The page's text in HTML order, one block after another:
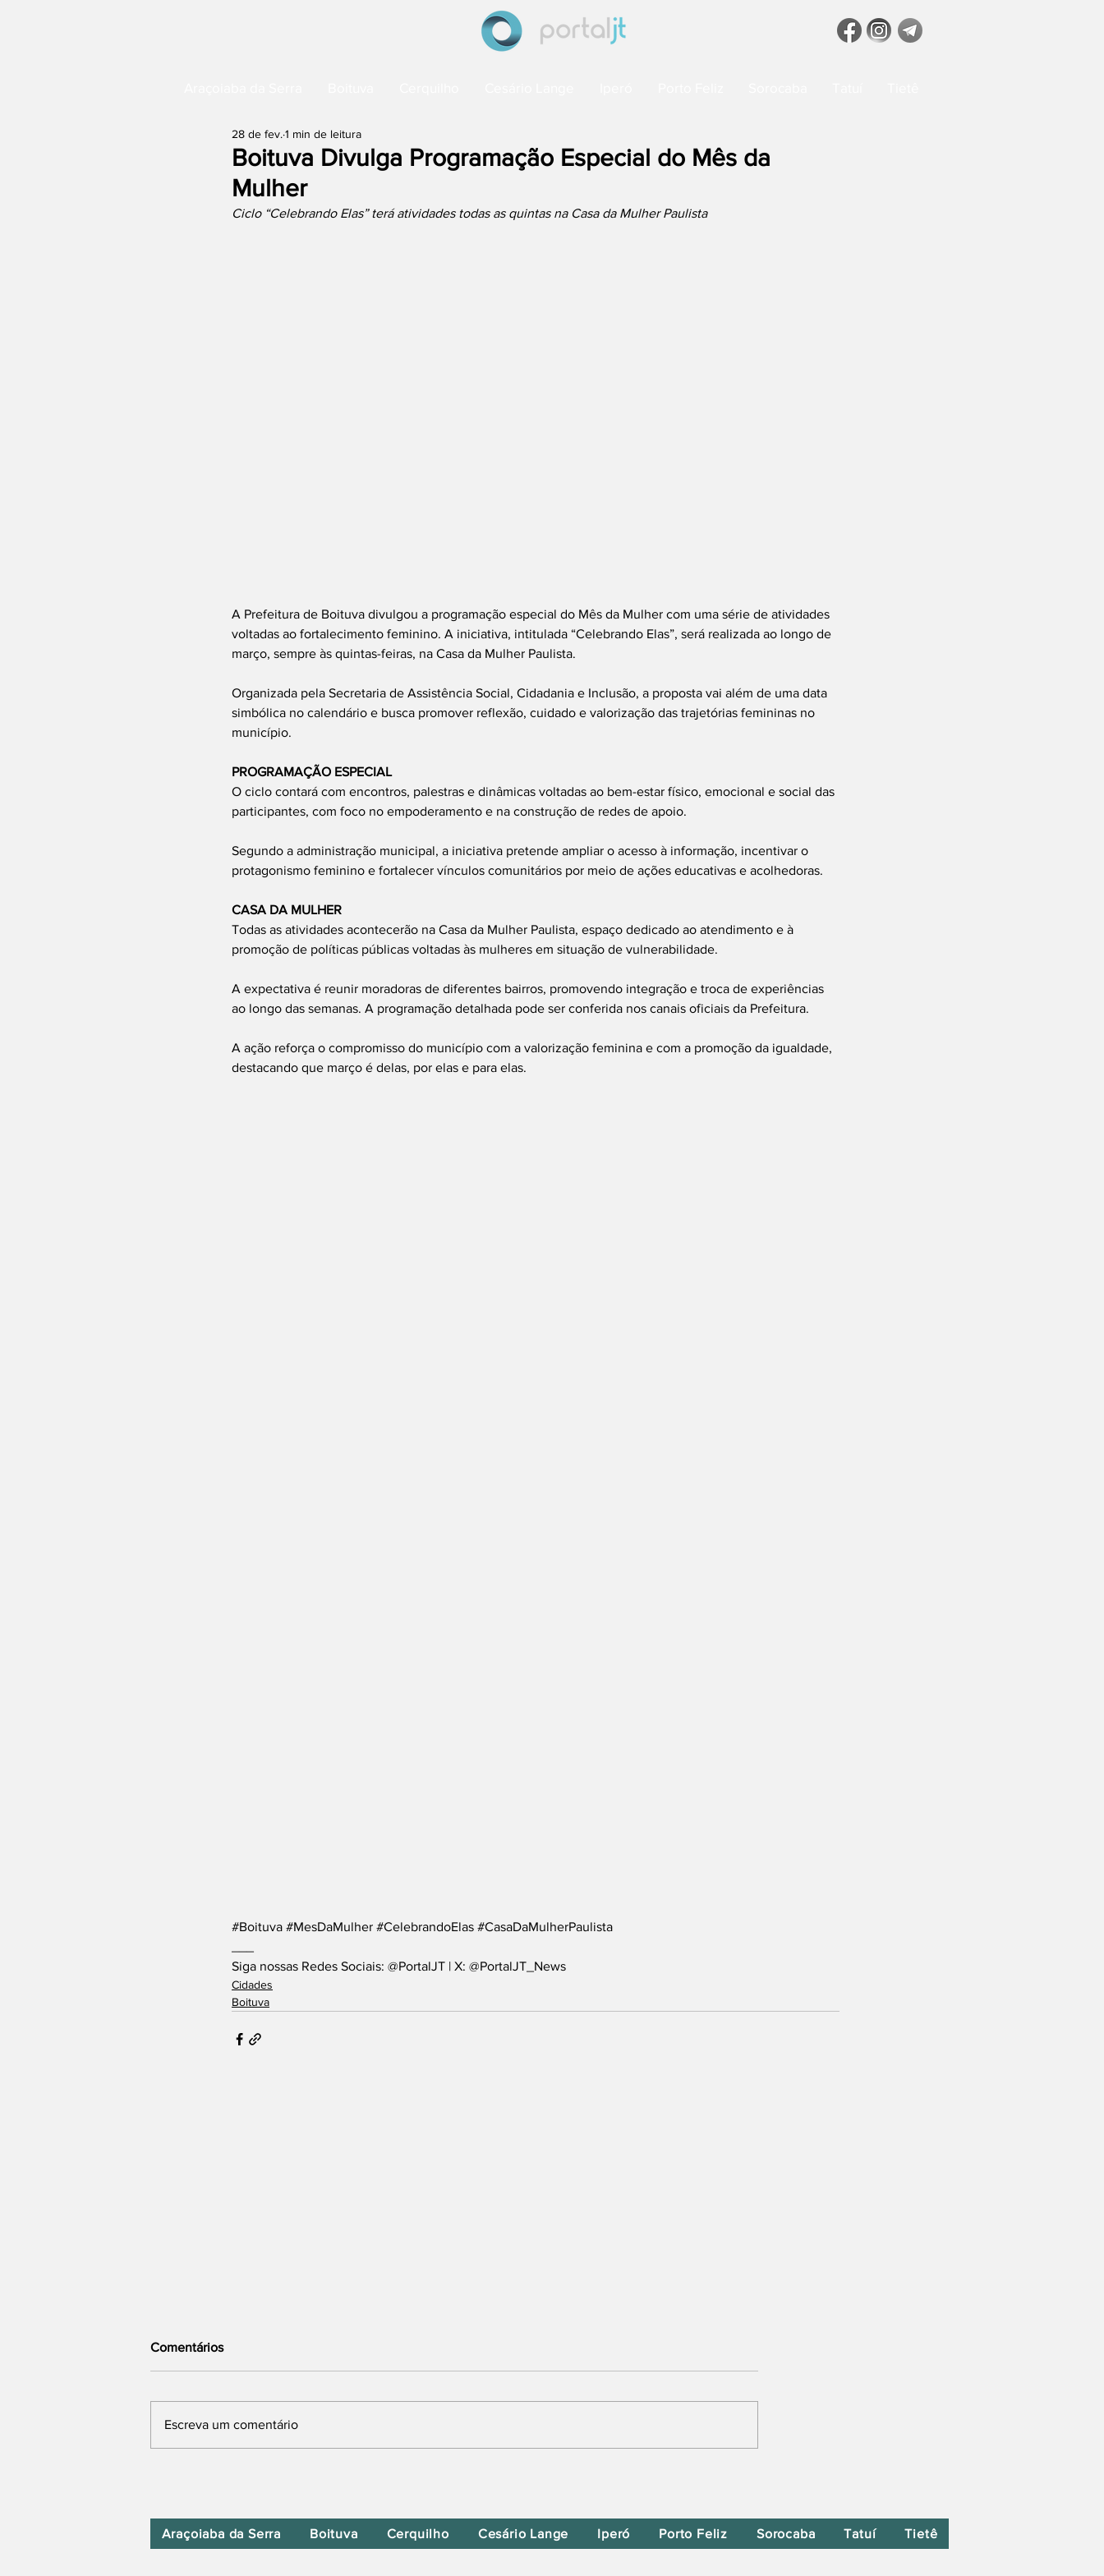
Boituva Divulga Programação Especial do Mês da
Mulher
28 de fev. 1 min de leitura
Ciclo “Celebrando Elas” terá atividades todas as quintas na Casa da Mulher Paulista
A Prefeitura de Boituva divulgou a programação especial do Mês da Mulher com uma série de atividades
voltadas ao fortalecimento feminino. A iniciativa, intitulada “Celebrando Elas”, será realizada ao longo de
março, sempre às quintas-feiras, na Casa da Mulher Paulista.
Organizada pela Secretaria de Assistência Social, Cidadania e Inclusão, a proposta vai além de uma data
simbólica no calendário e busca promover reflexão, cuidado e valorização das trajetórias femininas no
município.
PROGRAMAÇÃO ESPECIAL
O ciclo contará com encontros, palestras e dinâmicas voltadas ao bem-estar físico, emocional e social das
participantes, com foco no empoderamento e na construção de redes de apoio.
Segundo a administração municipal, a iniciativa pretende ampliar o acesso à informação, incentivar o
protagonismo feminino e fortalecer vínculos comunitários por meio de ações educativas e acolhedoras.
CASA DA MULHER
Todas as atividades acontecerão na Casa da Mulher Paulista, espaço dedicado ao atendimento e à
promoção de políticas públicas voltadas às mulheres em situação de vulnerabilidade.
A expectativa é reunir moradoras de diferentes bairros, promovendo integração e troca de experiências
ao longo das semanas. A programação detalhada pode ser conferida nos canais oficiais da Prefeitura.
A ação reforça o compromisso do município com a valorização feminina e com a promoção da igualdade,
destacando que março é delas, por elas e para elas.
#Boituva #MesDaMulher #CelebrandoElas #CasaDaMulherPaulista
Siga nossas Redes Sociais: @PortalJT | X: @PortalJT_News
Cidades
Boituva
Comentários
Escreva um comentário
Araçoiaba da Serra Boituva Cerquilho Cesário Lange Iperó Porto Feliz Sorocaba Tatuí Tietê